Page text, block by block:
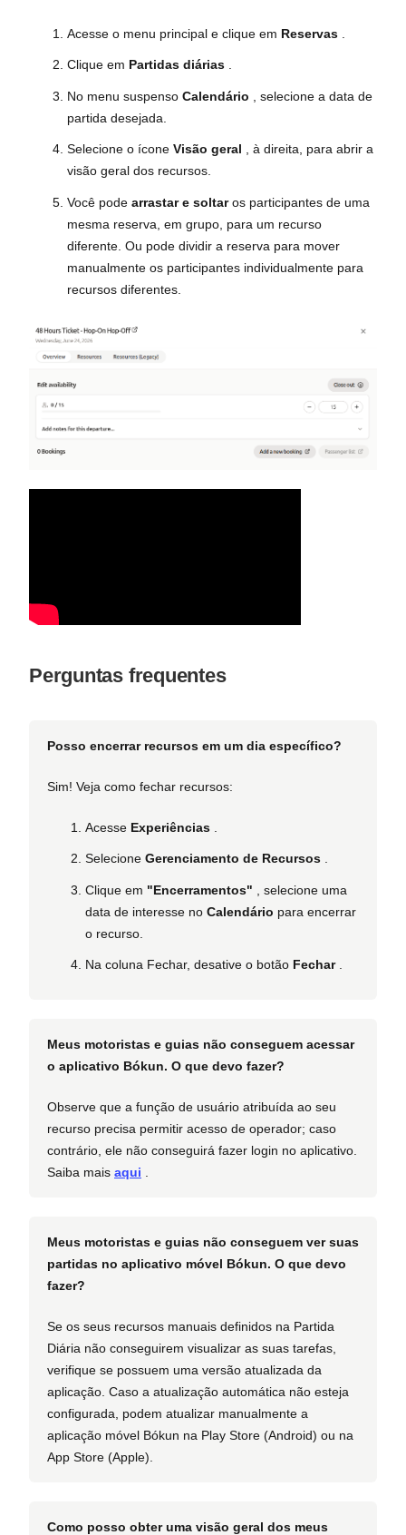
Acesse o menu principal e clique em Reservas
Clique em Partidas diárias .
No menu suspenso Calendário , selecione a data de
partida desejada.
Selecione o ícone Visão geral , à direita, para abrir a
visão geral dos recursos.
Você pode arrastar e soltaros participantes de uma
mesma reserva, em grupo, para um recurso
diferente. Ou pode dividir a reserva para mover
manualmente os participantes individualmente para
recursos diferentes.
Perguntas frequentes
Posso encerrar recursos em um dia específico?
Sim! Veja como fechar recursos:
Acesse Experiências
Selecione Gerenciamento de Recursos .
Clique em "Encerramentos" , selecione uma
data de interesse no Calendário para encerrar
o recurso.
Na coluna Fechar, desative o botão Fechar.
Meus motoristas e guias não conseguem acessar
o aplicativo Bókun. O que devo fazer?
Observe que a função de usuário atribuída ao seu
recurso precisa permitir acesso de operador; caso
contrário, ele não conseguirá fazer login no aplicativo.
Saiba mais aqui
Meus motoristas e guias não conseguem ver suas
partidas no aplicativo móvel Bókun. O que devo
fazer?
Se os seus recursos manuais definidos na Partida
Diária não conseguirem visualizar as suas tarefas,
verifique se possuem uma versão atualizada da
aplicação. Caso a atualização automática não esteja
configurada, podem atualizar manualmente a
aplicação móvel Bókun na Play Store (Android) ou na
App Store (Apple).
Como posso obter uma visão geral dos meus